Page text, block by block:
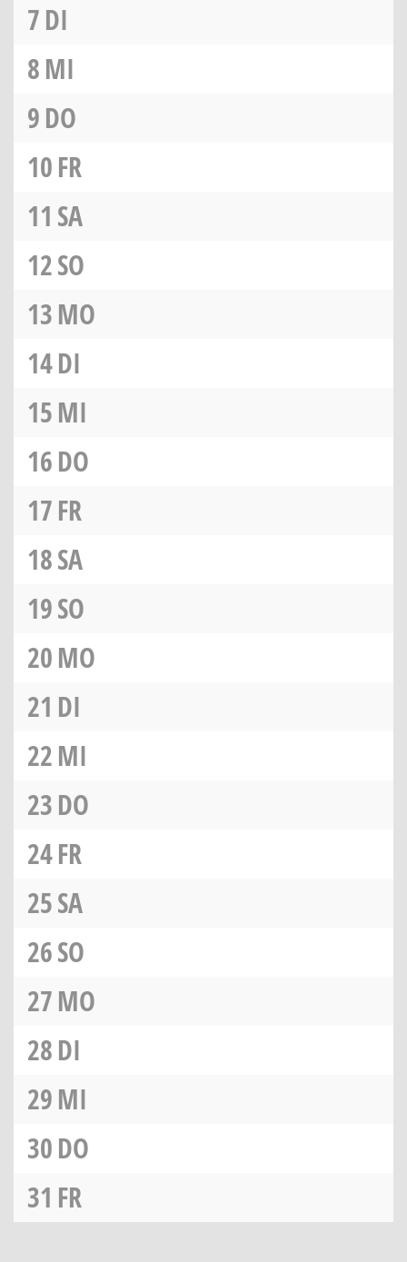
7DI
8MI
9DO
10FR
11 SA
12SO
13MO
14DI
15MI
16DO
17FR
18SA
19SO
20MO
21 DI
22MI
23DO
24FR
25SA
26SO
27MO
28DI
29MI
30DO
31 FR